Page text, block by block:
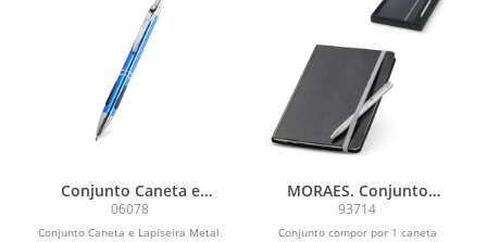
Conjunto Caneta e
Lapiseira Metal
06078
Conjunto Caneta e Lapiseira Metal.
MORAES. Conjunto
composto por 1 caderno e
1 caneta esferográfica.
93714
Conjunto compor por 1 caneta